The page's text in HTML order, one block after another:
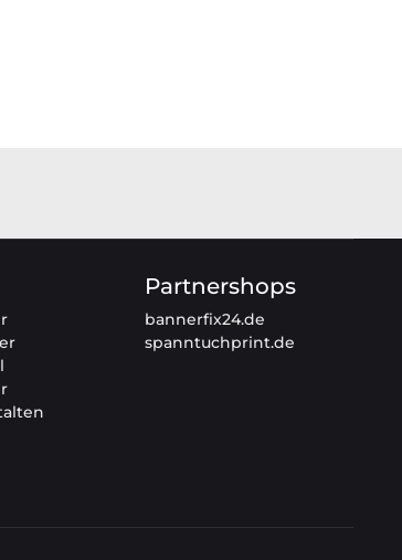
Partnershops
bannerfix24.de
spanntuchprint.de